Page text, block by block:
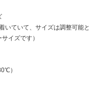
いていて、サイズは調整可能と
イズです）
）